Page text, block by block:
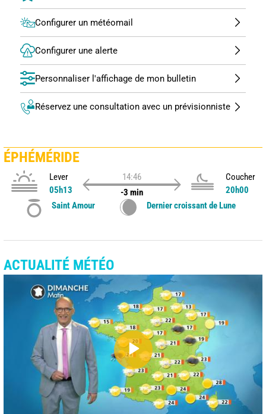
Configurer un météomail
Configurer une alerte
Personnaliser l'affichage de mon bulletin
Réservez une consultation avec un prévisionniste
ÉPHÉMÉRIDE
Lever
05h13
14:46
-3 min
Coucher
20h00
Saint Amour
Dernier croissant de Lune
ACTUALITÉ MÉTÉO